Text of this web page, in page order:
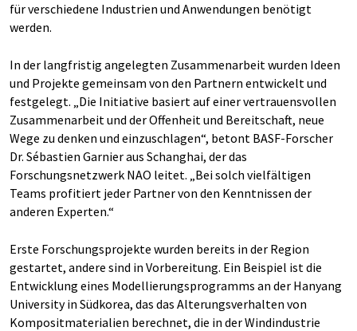
für verschiedene Industrien und Anwendungen benötigt
werden.
In der langfristig angelegten Zusammenarbeit wurden Ideen
und Projekte gemeinsam von den Partnern entwickelt und
festgelegt. „Die Initiative basiert auf einer vertrauensvollen
Zusammenarbeit und der Offenheit und Bereitschaft, neue
Wege zu denken und einzuschlagen“, betont BASF-Forscher
Dr. Sébastien Garnier aus Schanghai, der das
Forschungsnetzwerk NAO leitet. „Bei solch vielfältigen
Teams profitiert jeder Partner von den Kenntnissen der
anderen Experten.“
Erste Forschungsprojekte wurden bereits in der Region
gestartet, andere sind in Vorbereitung. Ein Beispiel ist die
Entwicklung eines Modellierungsprogramms an der Hanyang
University in Südkorea, das das Alterungsverhalten von
Kompositmaterialien berechnet, die in der Windindustrie